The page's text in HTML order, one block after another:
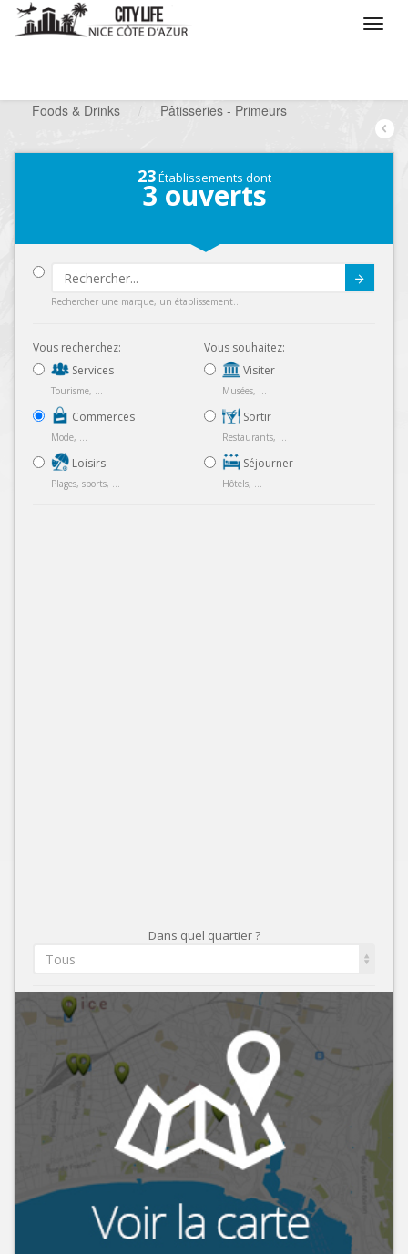
Foods & Drinks
/ Pâtisseries - Primeurs
23Établissements dont
3 ouverts
Rechercher une marque, un établissement...
Vous recherchez:
Services
Tourisme, ...
Commerces
Mode, ...
Loisirs
Plages, sports, ...
Vous souhaitez:
Visiter
Musées, ...
Sortir
Restaurants, ...
Séjourner
Hôtels, ...
Dans quel quartier ?
Tous